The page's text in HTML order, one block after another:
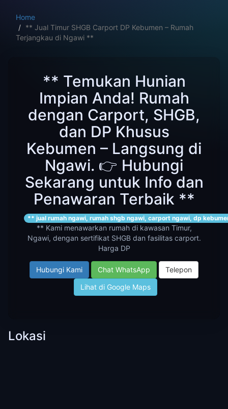
Home
** Jual Timur SHGB Carport DP Kebumen – Rumah
Terjangkau di Ngawi **
** Temukan Hunian
Impian Anda! Rumah
dengan Carport, SHGB,
dan DP Khusus
Kebumen – Langsung di
Ngawi. 👉 Hubungi
Sekarang untuk Info dan
Penawaran Terbaik **
** jual rumah ngawi, rumah shgb ngawi, carport ngawi, dp
** Kami menawarkan rumah di kawasan Timur,
Ngawi, dengan sertifikat SHGB dan fasilitas carport.
Harga DP
Hubungi Kami Chat WhatsApp
Telepon
Lihat di Google Maps
Lokasi